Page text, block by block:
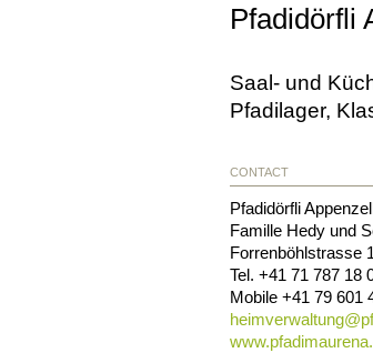
Pfadidörfli
Saal- und
Pfadilager,
CONTACT
Pfadidörfli
Famille Hedy und
Forrenböhlstrasse
Tel. +41 71 787 18
Mobile +41 79 601
heimverwaltung@